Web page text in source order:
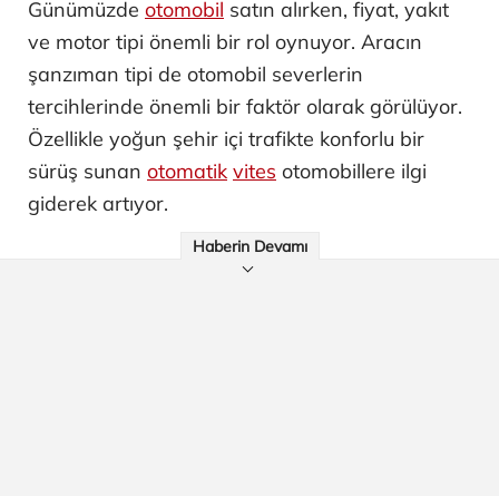
Günümüzde otomobil satın alırken, fiyat, yakıt
ve motor tipi önemli bir rol oynuyor. Aracın
şanzıman tipi de otomobil severlerin
tercihlerinde önemli bir faktör olarak görülüyor.
Özellikle yoğun şehir içi trafikte konforlu bir
sürüş sunan otomatik vites otomobillere ilgi
giderek artıyor.
Haberin Devamı